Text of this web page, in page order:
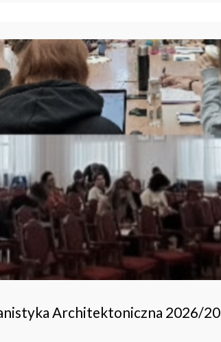
Architektoniczna 2026/